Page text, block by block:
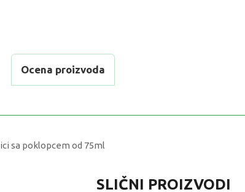
Ocena proizvoda
sa poklopcem od 75ml
SLIČNI PROIZVODI